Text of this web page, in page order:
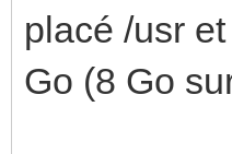
placé /usr
Go (8 Go